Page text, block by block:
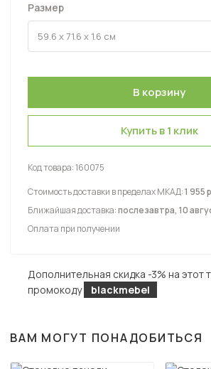
Размер
Купить в 1 клик
Код товара:160075
Стоимость доставки в пределах МКАД:1 955
Ближайшая доставка:послезавтра, 10
Оплата при получении
Дополнительная скидка -3% на этот
промокоду
blackmebel
ВАМ МОГУТ ПОНАДОБИТЬСЯ